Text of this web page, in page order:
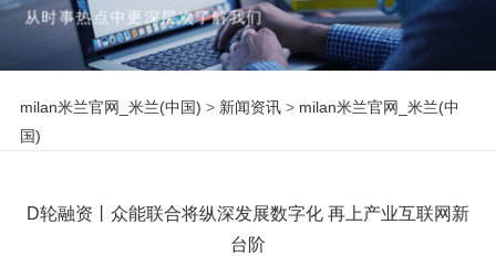
从时事热点中更深层次了解我们
milan米兰官网_米兰(中国) > 新闻资讯> milan米兰官网_米兰(中
国)
D轮融资丨众能联合将纵深发展数字化 再上产业互联网新
台阶